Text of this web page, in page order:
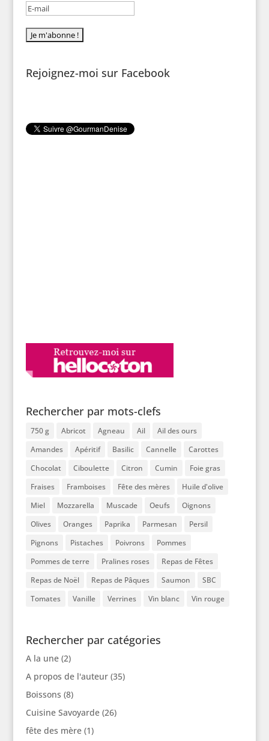
Rejoignez-moi sur Facebook
Rechercher par mots-clefs
750 g Abricot Agneau Ail
Ail des ours
Amandes
Apéritif Basilic Cannelle
Carottes
Chocolat
Ciboulette Citron Cumin
Foie gras
Fraises
Framboises Fête des mères
Huile d'olive
Miel
Mozzarella Muscade Oeufs
Oignons
Olives
Oranges Paprika Parmesan
Persil
Pignons
Pistaches Poivrons
Pommes
Pommes de terre
Pralines roses
Repas de Fêtes
Repas de Noël
Repas de Pâques Saumon
SBC
Tomates
Vanille Verrines Vin blanc Vin rouge
Rechercher par catégories
A la une(2)
A propos de l'auteur(35)
Boissons (8)
Cuisine Savoyarde(26)
fête des mère(1)